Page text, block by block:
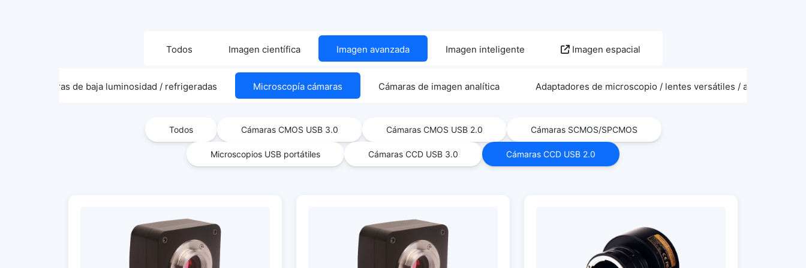
Todos Imagen científica Imagen avanzada Imagen inteligente Imagen espacial
Cámaras de baja luminosidad / refrigeradas Microscopía cámaras Cámaras de imagen analítica Adaptadores de microscopio / lentes versátiles / accesorios de
Todos Cámaras CMOS USB 3.0 Cámaras CMOS USB 2.0 Cámaras SCMOS/SPCMOS
Microscopios USB portátiles Cámaras CCD USB 3.0 Cámaras CCD USB 2.0